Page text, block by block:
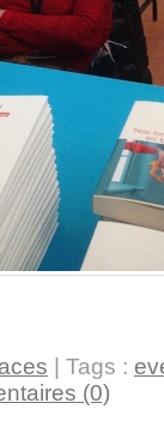
| Tags :
(0)